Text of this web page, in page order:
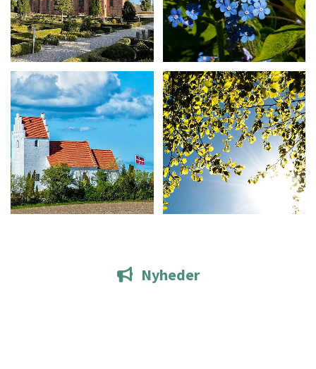
Nyheder